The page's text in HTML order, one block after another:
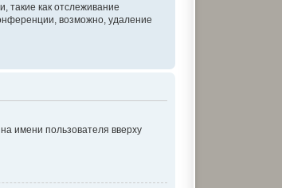
такие как отслеживание
возможно, удаление
имени пользователя вверху